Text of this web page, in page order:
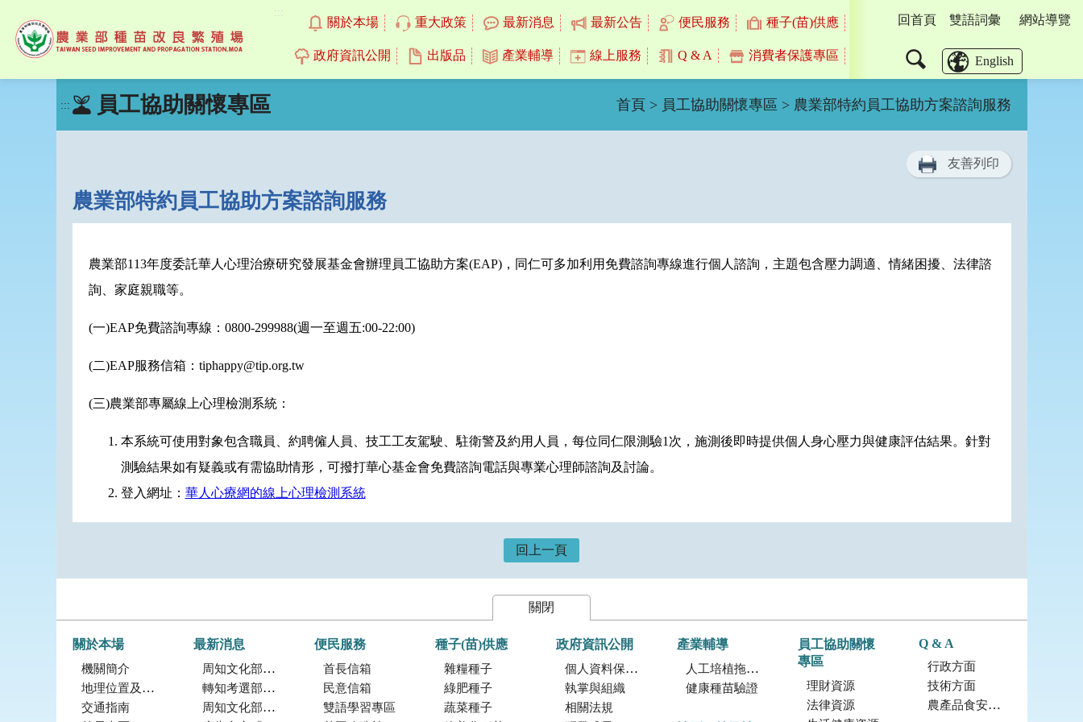
:::
關於本場 重大政策 最新消息 最新公告 便民服務 種子(苗)供應
政府資訊公開 出版品 產業輔導 線上服務 Q & A 消費者保護專區
回首頁 雙語詞彙 網站導覽
尋
English
::: 員工協助關懷專區 首頁 > 員工協助關懷專區 > 農業部特約員工協助方案諮詢服務
友善列印
農業部特約員工協助方案諮詢服務
農業部113年度委託華人心理治療研究發展基金會辦理員工協助方案(EAP)，同仁可多加利用免費諮詢專線進行個人諮詢，主題包含壓力調適、情緒困擾、法律諮
詢、家庭親職等。
(一)EAP免費諮詢專線：0800-299988(週一至週五:00-22:00)
(二)EAP服務信箱：tiphappy@tip.org.tw
(三)農業部專屬線上心理檢測系統：
本系統可使用對象包含職員、約聘僱人員、技工工友駕駛、駐衛警及約用人員，每位同仁限測驗1次，施測後即時提供個人身心壓力與健康評估結果。針對
測驗結果如有疑義或有需協助情形，可撥打華心基金會免費諮詢電話與專業心理師諮詢及討論。
登入網址： 華人心療網的線上心理檢測系統
回上一頁
關閉
關於本場
機關簡介
地理位置及農業環境
交通指南
最新消息
周知文化部「2027年文化部百大文化基地徵選獎勵簡章」，歡迎踴躍參加。
轉知考選部「115年建築師、技師、大地工程技師（第二階段考試）、 不動產經紀人、記帳士考試」報名訊息
周知文化部文化資產局訂於115年9月19日至20日辦理「2026年全國古蹟日活動」
便民服務
首長信箱
民意信箱
雙語學習專區
種子(苗)供應
雜糧種子
綠肥種子
蔬菜種子
政府資訊公開
個人資料保護專區
執掌與組織
相關法規
產業輔導
人工培植拖鞋蘭
健康種苗驗證
員工協助關懷
專區
理財資源
法律資源
Q & A
行政方面
技術方面
農產品食安專區